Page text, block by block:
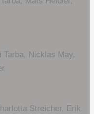
Tarba, Nicklas May,
Streicher, Erik